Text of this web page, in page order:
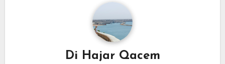
Di Hajar Qacem